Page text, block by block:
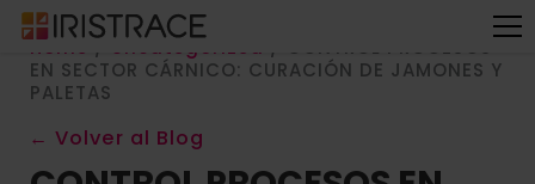
Home / Uncategorized /
CONTROL PROCESOS
EN SECTOR CÁRNICO: CURACIÓN DE JAMONES Y
PALETAS
← Volver al Blog